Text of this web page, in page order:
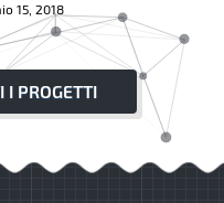
15, 2018
I PROGETTI